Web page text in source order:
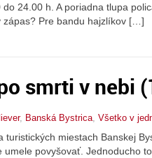
24.00 h. A poriadna tlupa
zápas? Pre bandu hajzlíkov […]
smrti v nebi
, Banská Bystrica, Všetko v
miestach Banskej
povyšovať. Jednoducho